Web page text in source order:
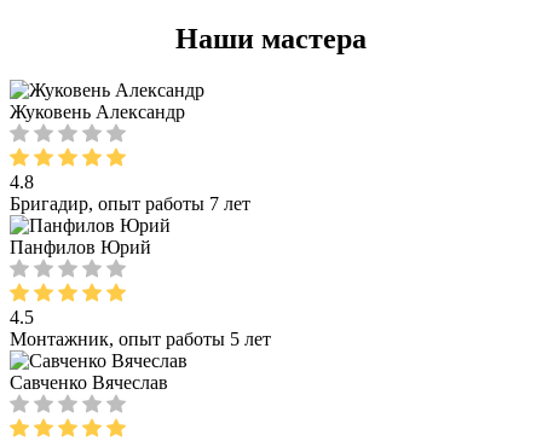
Наши мастера
Жуковень Александр
4.8
Бригадир, опыт работы 7 лет
Панфилов Юрий
4.5
Монтажник, опыт работы 5 лет
Савченко Вячеслав